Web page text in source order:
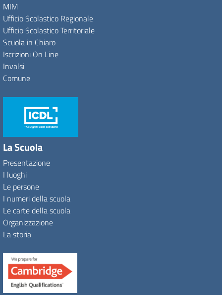
MIM
Ufficio Scolastico Regionale
Ufficio Scolastico Territoriale
Scuola in Chiaro
Iscrizioni On Line
Invalsi
Comune
La Scuola
Presentazione
I luoghi
Le persone
I numeri della scuola
Le carte della scuola
Organizzazione
La storia